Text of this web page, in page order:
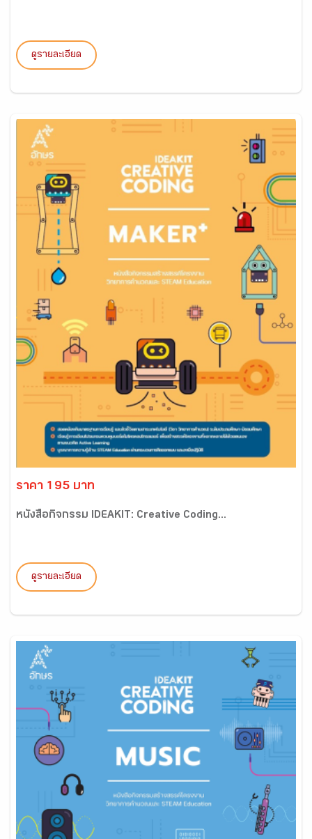
ดูรายละเอียด
ราคา 195 บาท
หนังสือกิจกรรม IDEAKIT: Creative Coding...
ดูรายละเอียด